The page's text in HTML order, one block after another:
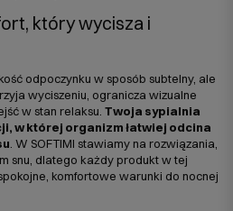
który wycisza i
odpoczynku w sposób subtelny, ale
wyciszeniu, ogranicza wizualne
w stan relaksu. Twoja sypialnia
w której organizm łatwiej odcina
. W SOFTIMI stawiamy na rozwiązania,
snu, dlatego każdy produkt w tej
komfortowe warunki do nocnej